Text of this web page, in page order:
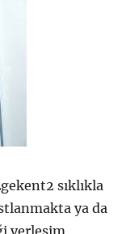
sıklıkla
ya da
yerleşim